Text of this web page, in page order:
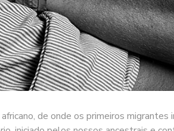
de onde os primeiros